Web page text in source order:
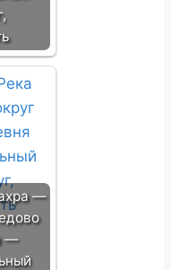
—
—